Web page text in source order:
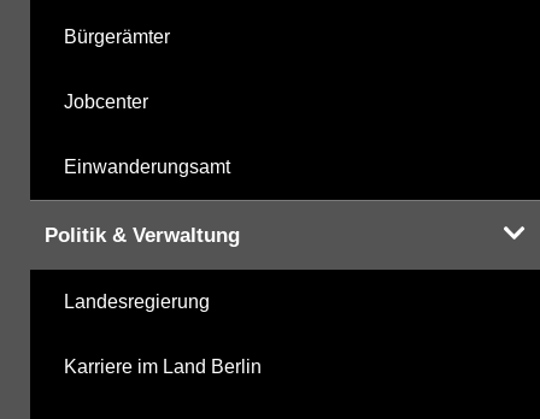
Bürgerämter
Jobcenter
Einwanderungsamt
Politik & Verwaltung
Landesregierung
Karriere im Land Berlin